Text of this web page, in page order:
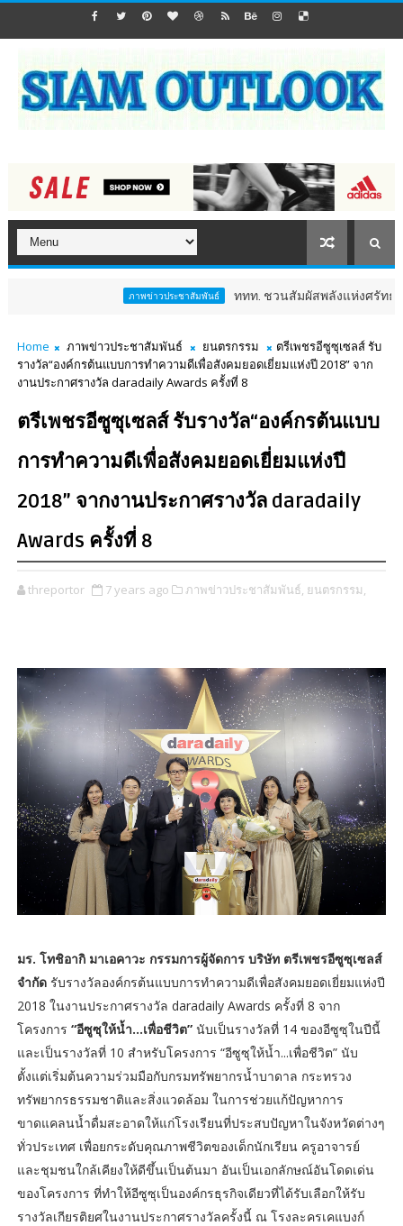
ภาพข่าวประชาสัมพันธ์ ททท. ชวนสัมผัสพลังแห่งศรัทธา ร่วมงา
Home ภาพข่าวประชาสัมพันธ์ ยนตรกรรม
ตรีเพชรอีซูซุเซลส์ รับ
รางวัล“องค์กรต้นแบบการทำความดีเพื่อสังคมยอดเยี่ยมแห่งปี 2018” จาก
งานประกาศรางวัล daradaily Awards ครั้งที่ 8
ตรีเพชรอีซูซุเซลส์ รับรางวัล“องค์กรต้นแบบ
การทำความดีเพื่อสังคมยอดเยี่ยมแห่งปี
2018” จากงานประกาศรางวัล daradaily
Awards ครั้งที่ 8
threportor 7 years ago ภาพข่าวประชาสัมพันธ์, ยนตรกรรม,
มร. โทชิอากิ มาเอคาวะ กรรมการผู้จัดการ บริษัท ตรีเพชรอีซูซุเซลส์
จำกัดรับรางวัลองค์กรต้นแบบการทำความดีเพื่อสังคมยอดเยี่ยมแห่งปี
2018 ในงานประกาศรางวัล daradaily Awards ครั้งที่ 8 จาก
โครงการ “อีซูซุให้น้ำ...เพื่อชีวิต” นับเป็นรางวัลที่ 14 ของอีซูซุในปีนี้
และเป็นรางวัลที่ 10 สำหรับโครงการ “อีซูซุให้น้ำ...เพื่อชีวิต” นับ
ตั้งแต่เริ่มต้นความร่วมมือกับกรมทรัพยากรน้ำบาดาล กระทรวง
ทรัพยากรธรรมชาติและสิ่งแวดล้อม ในการช่วยแก้ปัญหาการ
ขาดแคลนน้ำดื่มสะอาดให้แก่โรงเรียนที่ประสบปัญหาในจังหวัดต่างๆ
ทั่วประเทศ เพื่อยกระดับคุณภาพชีวิตของเด็กนักเรียน ครูอาจารย์
และชุมชนใกล้เคียงให้ดีขึ้นเป็นต้นมา อันเป็นเอกลักษณ์อันโดดเด่น
ของโครงการ ที่ทำให้อีซูซุเป็นองค์กรธุรกิจเดียวที่ได้รับเลือกให้รับ
รางวัลเกียรติยศในงานประกาศรางวัลครั้งนี้ ณ โรงละครเคแบงก์